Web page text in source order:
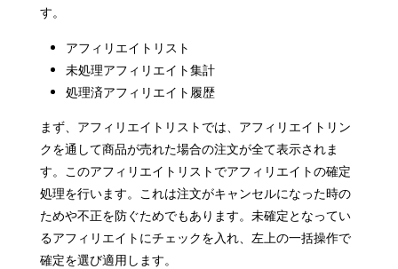
す。
アフィリエイトリスト
未処理アフィリエイト集計
処理済アフィリエイト履歴
まず、アフィリエイトリストでは、アフィリエイトリン
クを通して商品が売れた場合の注文が全て表示されま
す。このアフィリエイトリストでアフィリエイトの確定
処理を行います。これは注文がキャンセルになった時の
ためや不正を防ぐためでもあります。未確定となってい
るアフィリエイトにチェックを入れ、左上の一括操作で
確定を選び適用します。